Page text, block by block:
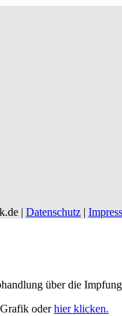
| Datenschutz |
über die
oderhier klicken.